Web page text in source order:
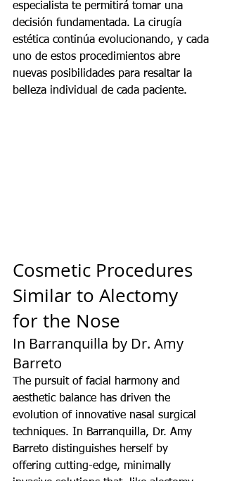
especialista te permitirá tomar una
decisión fundamentada. La cirugía
estética continúa evolucionando, y cada
uno de estos procedimientos abre
nuevas posibilidades para resaltar la
belleza individual de cada paciente.
Cosmetic Procedures
Similar to Alectomy
for the Nose
In Barranquilla by Dr. Amy
Barreto
The pursuit of facial harmony and
aesthetic balance has driven the
evolution of innovative nasal surgical
techniques. In Barranquilla, Dr. Amy
Barreto distinguishes herself by
offering cutting-edge, minimally